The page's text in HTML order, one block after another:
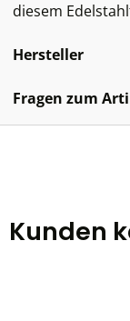
diesem
Hersteller
Fragen zum
Kunden